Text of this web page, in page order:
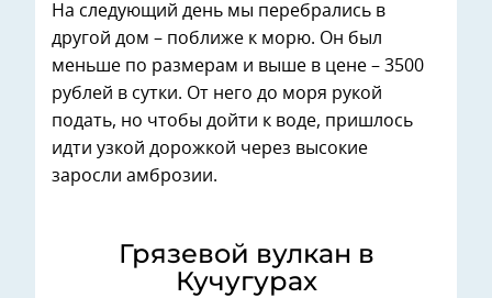
На следующий день мы перебрались в
другой дом – поближе к морю. Он был
меньше по размерам и выше в цене – 3500
рублей в сутки. От него до моря рукой
подать, но чтобы дойти к воде, пришлось
идти узкой дорожкой через высокие
заросли амброзии.
Грязевой вулкан в
Кучугурах